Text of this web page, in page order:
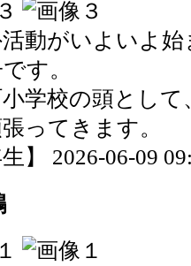
動がいよいよ始
す。
学校の頭として
ってきます。
生】 2026-06-09